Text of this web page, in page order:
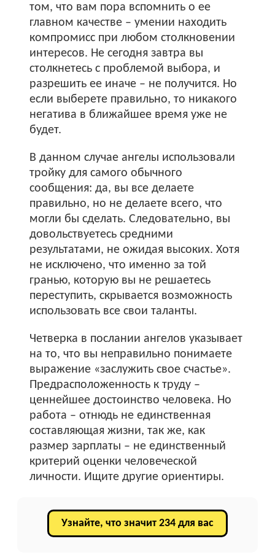
том, что вам пора вспомнить о ее
главном качестве – умении находить
компромисс при любом столкновении
интересов. Не сегодня завтра вы
столкнетесь с проблемой выбора, и
разрешить ее иначе – не получится. Но
если выберете правильно, то никакого
негатива в ближайшее время уже не
будет.
В данном случае ангелы использовали
тройку для самого обычного
сообщения: да, вы все делаете
правильно, но не делаете всего, что
могли бы сделать. Следовательно, вы
довольствуетесь средними
результатами, не ожидая высоких. Хотя
не исключено, что именно за той
гранью, которую вы не решаетесь
переступить, скрывается возможность
использовать все свои таланты.
Четверка в послании ангелов указывает
на то, что вы неправильно понимаете
выражение «заслужить свое счастье».
Предрасположенность к труду –
ценнейшее достоинство человека. Но
работа – отнюдь не единственная
составляющая жизни, так же, как
размер зарплаты – не единственный
критерий оценки человеческой
личности. Ищите другие ориентиры.
Узнайте, что значит 234 для вас